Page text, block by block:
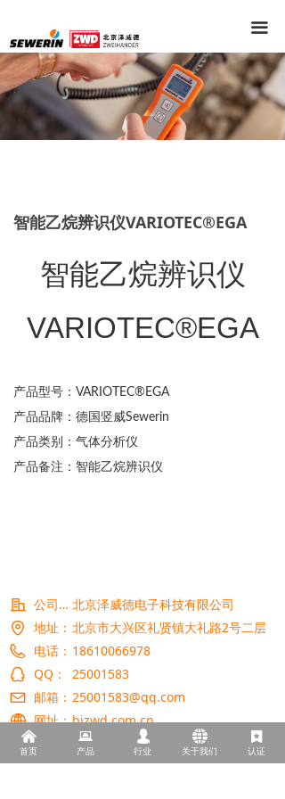
끀
智能乙烷辨识仪VARIOTEC®EGA
智能乙烷辨识仪
VARIOTEC®EGA
产品型号： VARIOTEC®EGA
产品品牌：德国竖威Sewerin
产品类别：气体分析仪
产品备注：智能乙烷辨识仪
公司名称：
北京泽威德电子科技有限公司
地址： 北京市大兴区礼贤镇大礼路2号二层
电话： 18610066978
QQ：
25001583
邮箱： 25001583@qq.com
网址：bjzwd.com.cn
낀
首页
뀵
产品
넙
行业
뀁
关于我们
끈
认证